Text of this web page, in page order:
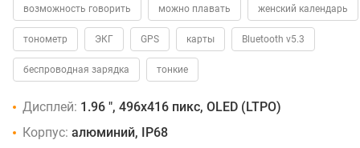
возможность говорить можно плавать женский календарь
тонометр ЭКГ GPS карты Bluetooth v5.3
беспроводная зарядка тонкие
Дисплей: 1.96 ", 496x416 пикс, OLED (LTPO)
Корпус: алюминий, IP68